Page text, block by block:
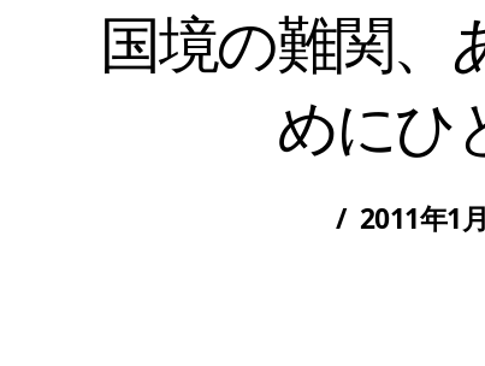
国境の難関、
めにひ
/ 2011年1